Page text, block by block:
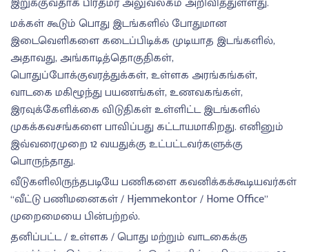
மக்கள் கூடும் பொது இடங்களில் போதுமான
இடைவெளிகளை கடைப்பிடிக்க முடியாத இடங்களில்,
அதாவது, அங்காடித்தொகுதிகள்,
பொதுப்போக்குவரத்துக்கள், உள்ளக அரங்கங்கள்,
வாடகை மகிழூந்து பயணங்கள், உணவகங்கள்,
இரவுக்கேளிக்கை விடுதிகள் உள்ளிட்ட இடங்களில்
முகக்கவசங்களை பாவிப்பது கட்டாயமாகிறது. எனினும்
இவ்வரைமுறை 12 வயதுக்கு உட்பட்டவர்களுக்கு
பொருந்தாது.
வீடுகளிலிருந்தபடியே பணிகளை கவனிக்கக்கூடியவர்கள்
“வீட்டு பணிமனைகள் / Hjemmekontor / Home Office”
முறைமையை பின்பற்றல்.
தனிப்பட்ட / உள்ளக / பொது மற்றும் வாடகைக்கு